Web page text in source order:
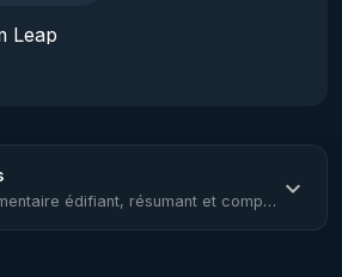
Leap
et d’entretenir la maladie
naturelles cherchaient à
avec la recherche
en coûte » pour la santé des
édifiant, résumant et complétant très bien le fameux "Meurtre par i...